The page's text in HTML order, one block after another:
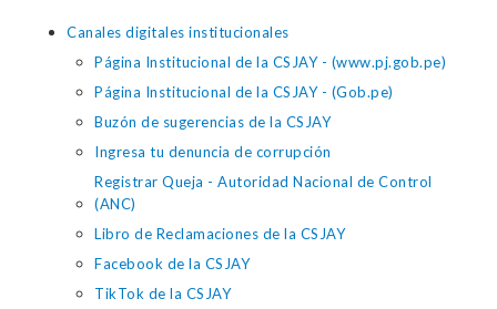
Canales digitales institucionales
Página Institucional de la CSJAY - (www.pj.gob.pe)
Página Institucional de la CSJAY - (Gob.pe)
Buzón de sugerencias de la CSJAY
Ingresa tu denuncia de corrupción
Registrar Queja - Autoridad Nacional de Control
(ANC)
Libro de Reclamaciones de la CSJAY
Facebook de la CSJAY
TikTok de la CSJAY